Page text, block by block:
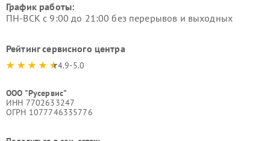
График работы:
ПН-ВСК с 9:00 до 21:00 без перерывов и выходных
Рейтинг сервисного центра
4.9-5.0
ООО "Русервис"
ИНН 7702633247
ОГРН 1077746335776